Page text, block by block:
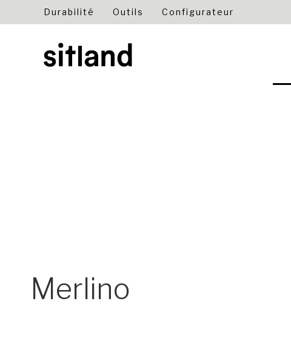
Durabilité Outils Configurateur
Merlino